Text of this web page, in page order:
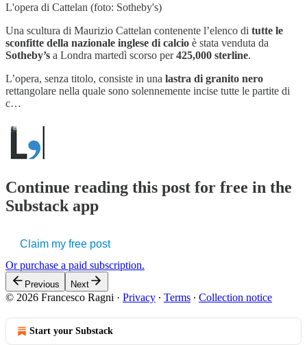
L'opera di Cattelan (foto: Sotheby's)
Una scultura di Maurizio Cattelan contenente l’elenco di tutte le
sconfitte della nazionale inglese di calcio è stata venduta da
Sotheby’s a Londra martedì scorso per425,000 sterline.
L’opera, senza titolo, consiste in una lastra di granito nero
rettangolare nella quale sono solennemente incise tutte le partite di
c…
Continue reading this post for free in the
Substack app
Claim my free post
Or purchase a paid subscription.
Previous Next
© 2026 Francesco Ragni · Privacy ∙ Terms ∙ Collection notice
Start your Substack